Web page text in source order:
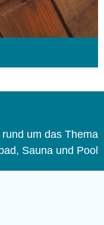
um das Thema
Sauna und Pool